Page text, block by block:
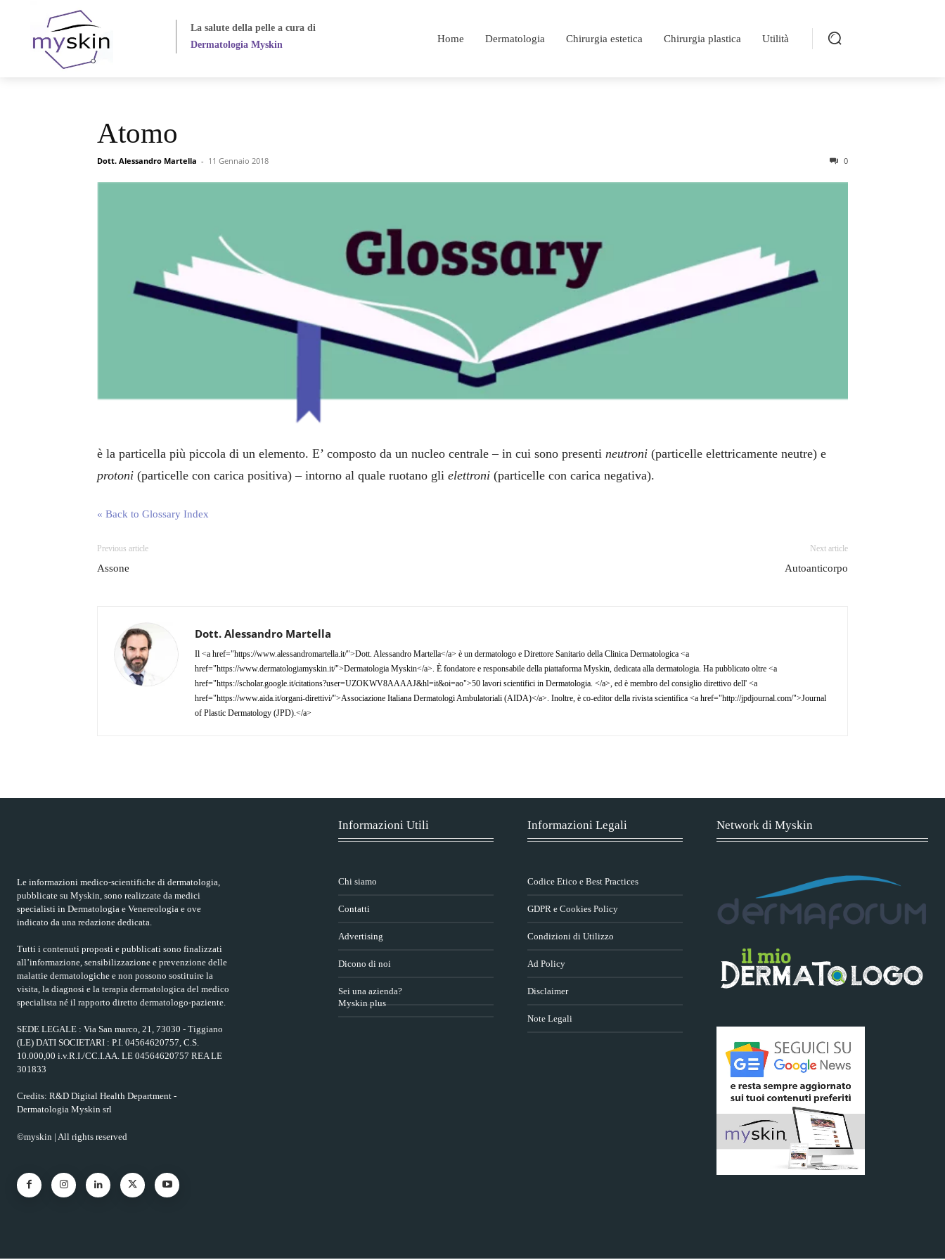
La salute della pellea cura di
Dermatologia Myskin
Home Dermatologia Chirurgia estetica Chirurgia plastica Utilità
Atomo
Dott. Alessandro Martella - 11 Gennaio 2018 0
è la particella più piccola di un elemento. E’ composto da un nucleo centrale – in cui sono presenti neutroni (particelle elettricamente neutre) e
protoni (particelle con carica positiva) – intorno al quale ruotano gli elettroni (particelle con carica negativa).
« Back to Glossary Index
Previous article
Assone
Next article
Autoanticorpo
Dott. Alessandro Martella
Il <a href="https://www.alessandromartella.it/">Dott. Alessandro Martella</a> è un dermatologo e Direttore Sanitario della Clinica Dermatologica <a
href="https://www.dermatologiamyskin.it/">Dermatologia Myskin</a>. È fondatore e responsabile della piattaforma Myskin, dedicata alla dermatologia. Ha pubblicato oltre <a
href="https://scholar.google.it/citations?user=UZOKWV8AAAAJ&hl=it&oi=ao">50 lavori scientifici in Dermatologia. </a>, ed è membro del consiglio direttivo dell' <a
href="https://www.aida.it/organi-direttivi/">Associazione Italiana Dermatologi Ambulatoriali (AIDA)</a>. Inoltre, è co-editor della rivista scientifica <a href="http://jpdjournal.com/">Journal
of Plastic Dermatology (JPD).</a>
Le informazioni medico-scientifiche di dermatologia,
pubblicate su Myskin, sono realizzate da medici
specialisti in Dermatologia e Venereologia e ove
indicato da una redazione dedicata.
Tutti i contenuti proposti e pubblicati sono finalizzati
all’informazione, sensibilizzazione e prevenzione delle
malattie dermatologiche e non possono sostituire la
visita, la diagnosi e la terapia dermatologica del medico
specialista né il rapporto diretto dermatologo-paziente.
SEDE LEGALE : Via San marco, 21, 73030 - Tiggiano
(LE) DATI SOCIETARI : P.I. 04564620757, C.S.
10.000,00 i.v.R.I./CC.I.AA. LE 04564620757 REA LE
301833
Credits: R&D Digital Health Department -
Dermatologia Myskin srl
©myskin | All rights reserved
Informazioni Utili
Chi siamo
Contatti
Advertising
Dicono di noi
Sei una azienda?
Myskin plus
Informazioni Legali
Codice Etico e Best Practices
GDPR e Cookies Policy
Condizioni di Utilizzo
Ad Policy
Disclaimer
Note Legali
Network di Myskin